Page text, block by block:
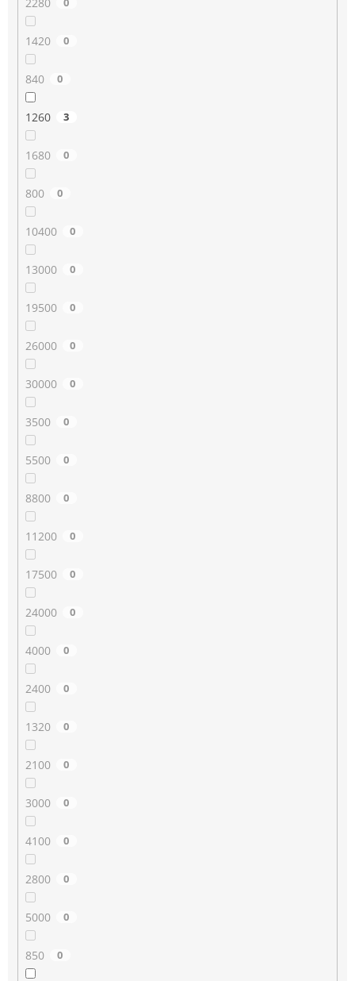
1420 0
840 0
1260 3
1680 0
800 0
10400 0
13000 0
19500 0
26000 0
30000 0
3500 0
5500 0
8800 0
11200 0
17500 0
24000 0
4000 0
2400 0
1320 0
2100 0
3000 0
4100 0
2800 0
5000 0
850 0